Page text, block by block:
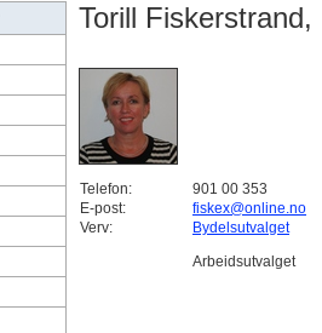
Torill
Telefon:
901 00 353
E-post:
fiskex@online.no
Verv:
Bydelsutvalget
Arbeidsutvalget